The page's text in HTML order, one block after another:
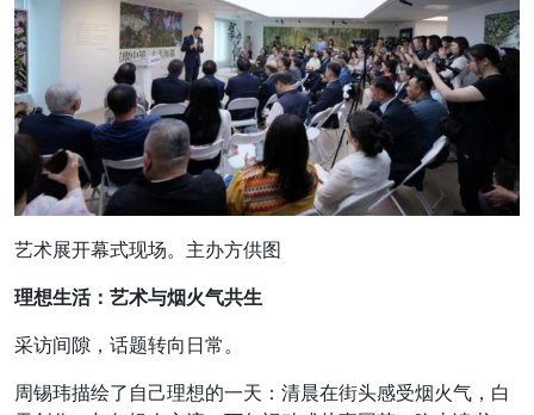
艺术展开幕式现场。主办方供图
理想生活：艺术与烟火气共生
采访间隙，话题转向日常。
周锡玮描绘了自己理想的一天：清晨在街头感受烟火气，白